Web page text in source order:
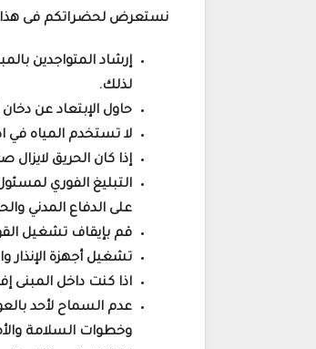
نستعرض لحضراتكم فى
إرشاد المتواجدين
لذلك.
حاول الإبتعاد عن
لا تستخدم المياه في
إذا كان الحريق
التبليغ الفوري
على الدفاع المدني
قم بإيقاف تشغيل
تشغيل أجهزة الإنذار
اذا كنت داخل المبنى
عدم السماح لأحد
وخطوات السلامة